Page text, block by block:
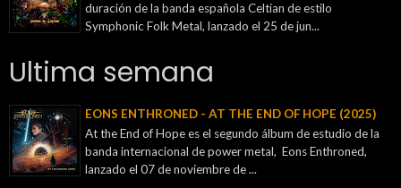
duración de la banda española Celtian de estilo
Symphonic Folk Metal, lanzado el 25 de jun...
Ultima semana
EONS ENTHRONED - AT THE END OF HOPE (2025)
At the End of Hope es el segundo álbum de estudio de la
banda internacional de power metal, Eons Enthroned,
lanzado el 07 de noviembre de ...